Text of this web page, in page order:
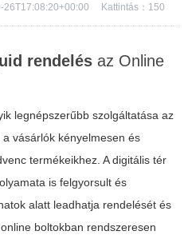
26T17:08:20+00:00 Kattintás： 150
rendelés az Online
legnépszerűbb szolgáltatása az
vásárlók kényelmesen és
termékeikhez. A digitális tér
is felgyorsult és
alatt leadhatja rendelését és
boltokban rendszeresen